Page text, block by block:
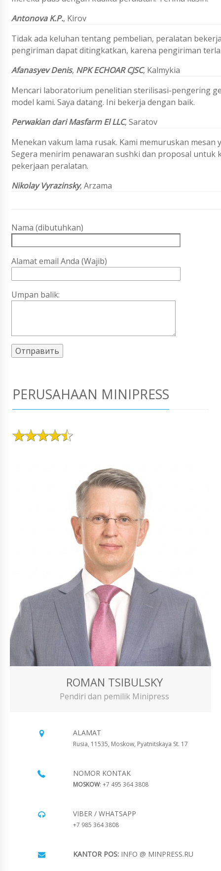
AntonovaK.P., Kirov
Tidak ada keluhan tentang pembelian, peralatan
pengiriman dapat ditingkatkan, karena pengiriman
Afanasyev Denis, NPK ECHOAR CJSC, Kalmykia
Mencari laboratorium penelitian sterilisasi-pengering
model kami. Saya datang. Ini bekerja dengan baik.
Perwakian dari Masfarm El LLC, Saratov
Menekan vakum lama rusak. Kami memuruskan
Segera menirim penawaran sushki dan proposal untuk
pekerjaan peralatan.
Nikolay Vyrazinsky, Arzama
Nama (dibutuhkan)
Alamat email Anda (Wajib)
Umpan balik:
PERUSAHAAN MINIPRESS
ROMAN TSIBULSKY
Pendiri dan pemilik Minipress
ALAMAT
Rusia, 11535, Moskow, Pyatnitskaya St. 17
NOMOR KONTAK
MOSKOW: +7 495 364 3808
VIBER / WHATSAPP
+7 985 364 3808
KANTOR POS: INFO @ MINPRESS.RU